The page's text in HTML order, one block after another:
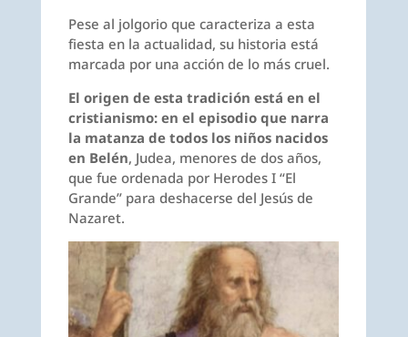
Pese al jolgorio que caracteriza a esta
fiesta en la actualidad, su historia está
marcada por una acción de lo más cruel.
El origen de esta tradición está en el
cristianismo: en el episodio que narra
la matanza de todos los niños nacidos
en Belén, Judea, menores de dos años,
que fue ordenada por Herodes I “El
Grande” para deshacerse del Jesús de
Nazaret.